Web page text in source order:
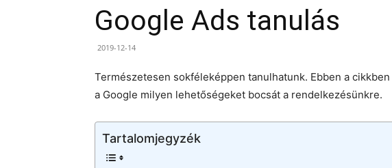
Google Ads tanulás
2019-12-14
Természetesen sokféleképpen tanulhatunk. Ebben a
a Google milyen lehetőségeket bocsát a rendelkezésünkre.
Tartalomjegyzék